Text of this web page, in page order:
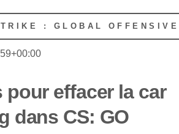
: GLOBAL OFFENSIVE
pour effacer la car
dans CS: GO